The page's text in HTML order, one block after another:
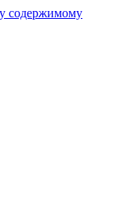
содержимому